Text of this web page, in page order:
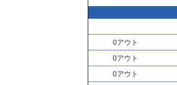
0アウト
0アウト
0アウト